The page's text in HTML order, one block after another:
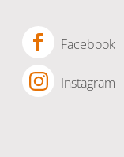
Facebook
Instagram